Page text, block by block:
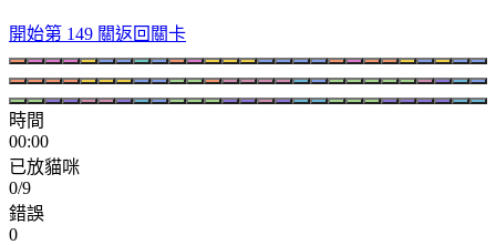
開始第 149 關返回關卡
時間
00:00
已放貓咪
0/9
錯誤
0